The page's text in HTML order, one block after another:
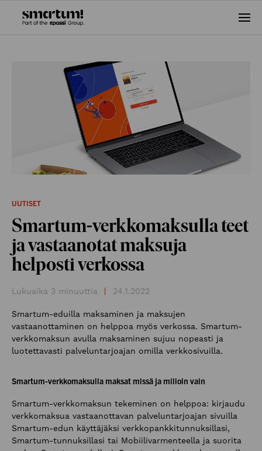
UUTISET
Smartum-verkkomaksulla teet
ja vastaanotat maksuja
helposti verkossa
Lukuaika 3 minuuttia 24.1.2022
Smartum-eduilla maksaminen ja maksujen
vastaanottaminen on helppoa myös verkossa. Smartum-
verkkomaksun avulla maksaminen sujuu nopeasti ja
luotettavasti palveluntarjoajan omilla verkkosivuilla.
Smartum-verkkomaksulla maksat missä ja milloin vain
Smartum-verkkomaksun tekeminen on helppoa: kirjaudu
verkkomaksua vastaanottavan palveluntarjoajan sivuilla
Smartum-edun käyttäjäksi verkkopankkitunnuksillasi,
Smartum-tunnuksillasi tai Mobiilivarmenteella ja suorita